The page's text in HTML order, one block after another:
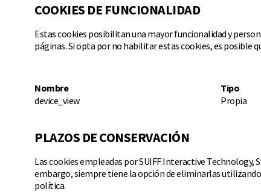
COOKIES DE FUNCIONALIDAD
Estas cookies posibilitan una mayor funcionalidad y
páginas. Si opta por no habilitar estas cookies, es posible
Nombre Tipo
device_view
Propia
PLAZOS DE CONSERVACIÓN
Las cookies empleadas por SUIFF Interactive
embargo, siempre tiene la opción de eliminarlas utilizando
política.